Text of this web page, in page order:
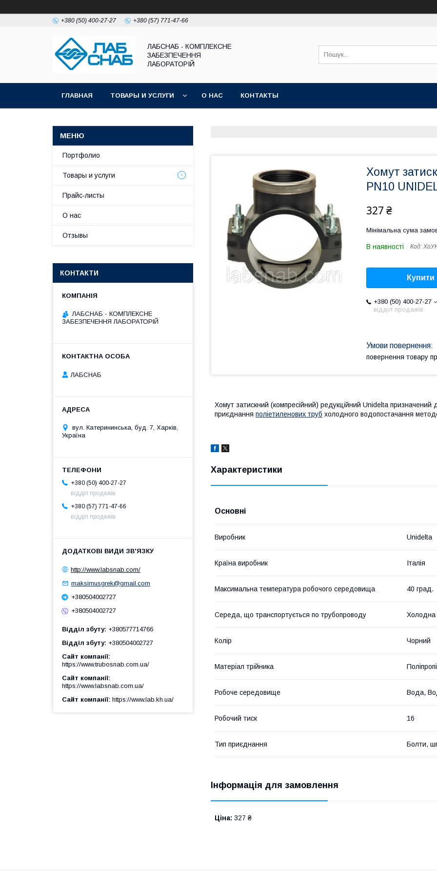
+380 (50) 400-27-27 +380 (57) 771-47-66
ЛАБСНАБ - КОМПЛЕКСНЕ
ЗАБЕЗПЕЧЕННЯ
ЛАБОРАТОРІЙ
ГЛАВНАЯ ТОВАРЫ И УСЛУГИ О НАС КОНТАКТЫ
Хомут
PN10
327 ₴
Мінімальна сума
В наявності Код:
Купити
+380 (50) 400-27-27
відділ продажів
повернення товару
Хомут затискний (компресійний) редукційний Unidelta призначений
приєднання поліетиленових труб холодного водопостачання
Характеристики
Основні
Виробник Unidelta
Країна виробник Італія
Максимальна температура робочого середовища 40 град.
Середа, що транспортується по трубопроводу Холодна
Колір Чорний
Матеріал трійника
Робоче середовище Вода,
Робочий тиск 16
Тип приєднання Болти,
Інформація для замовлення
Ціна: 327 ₴
Портфолио
Товары и услуги
Прайс-листы
О нас
Отзывы
КОНТАКТИ
ЛАБСНАБ - КОМПЛЕКСНЕ
ЗАБЕЗПЕЧЕННЯ ЛАБОРАТОРІЙ
ЛАБСНАБ
вул. Катерининська, буд. 7, Харків,
Україна
+380 (50) 400-27-27
відділ продажів
+380 (57) 771-47-66
відділ продажів
http://www.labsnab.com/
maksimusgrek@gmail.com
+380504002727
+380504002727
Відділ збуту +380577714766
Відділ збуту +380504002727
Сайт компанії
https://www.trubosnab.com.ua/
Сайт компанії
https://www.labsnab.com.ua/
Сайт компанії https://www.lab.kh.ua/